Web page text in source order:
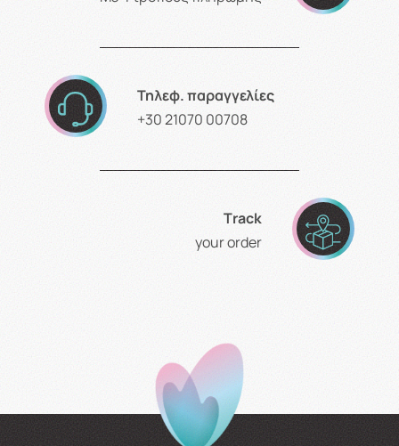
Τηλεφ. παραγγελίες
+30 21070 00708
Τrack
your order